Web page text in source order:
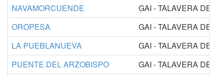
NAVAMORCUENDE
GAI - TALAVERA DE
OROPESA
GAI - TALAVERA DE
LA PUEBLANUEVA
GAI - TALAVERA DE
PUENTE DEL ARZOBISPO
GAI - TALAVERA DE